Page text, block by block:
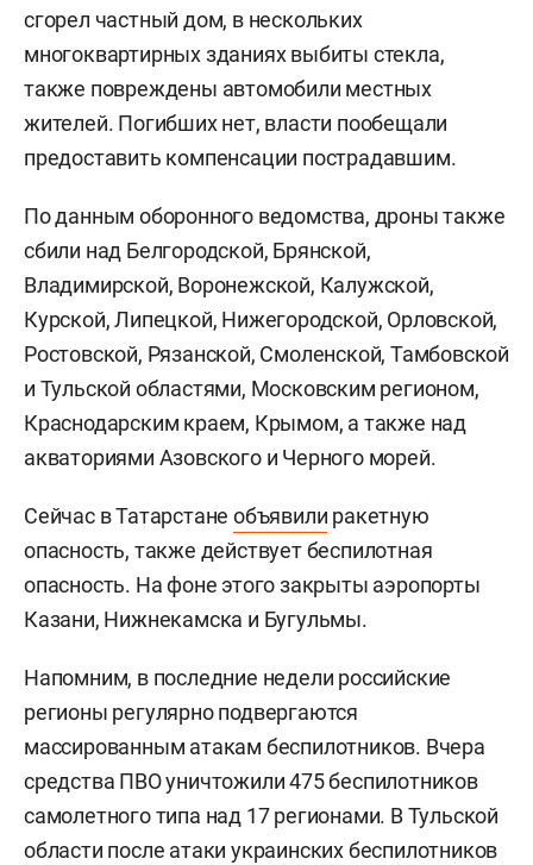
сгорел частный дом, в нескольких
многоквартирных зданиях выбиты стекла,
также повреждены автомобили местных
жителей. Погибших нет, власти пообещали
предоставить компенсации пострадавшим.
По данным оборонного ведомства, дроны также
сбили над Белгородской, Брянской,
Владимирской, Воронежской, Калужской,
Курской, Липецкой, Нижегородской, Орловской,
Ростовской, Рязанской, Смоленской, Тамбовской
и Тульской областями, Московским регионом,
Краснодарским краем, Крымом, а также над
акваториями Азовского и Черного морей.
Сейчас в Татарстанеобъявили ракетную
опасность, также действует беспилотная
опасность. На фоне этого закрыты аэропорты
Казани, Нижнекамска и Бугульмы.
Напомним, в последние недели российские
регионы регулярно подвергаются
массированным атакам беспилотников. Вчера
средства ПВО уничтожили 475 беспилотников
самолетного типа над 17 регионами. В Тульской
области после атаки украинских беспилотников